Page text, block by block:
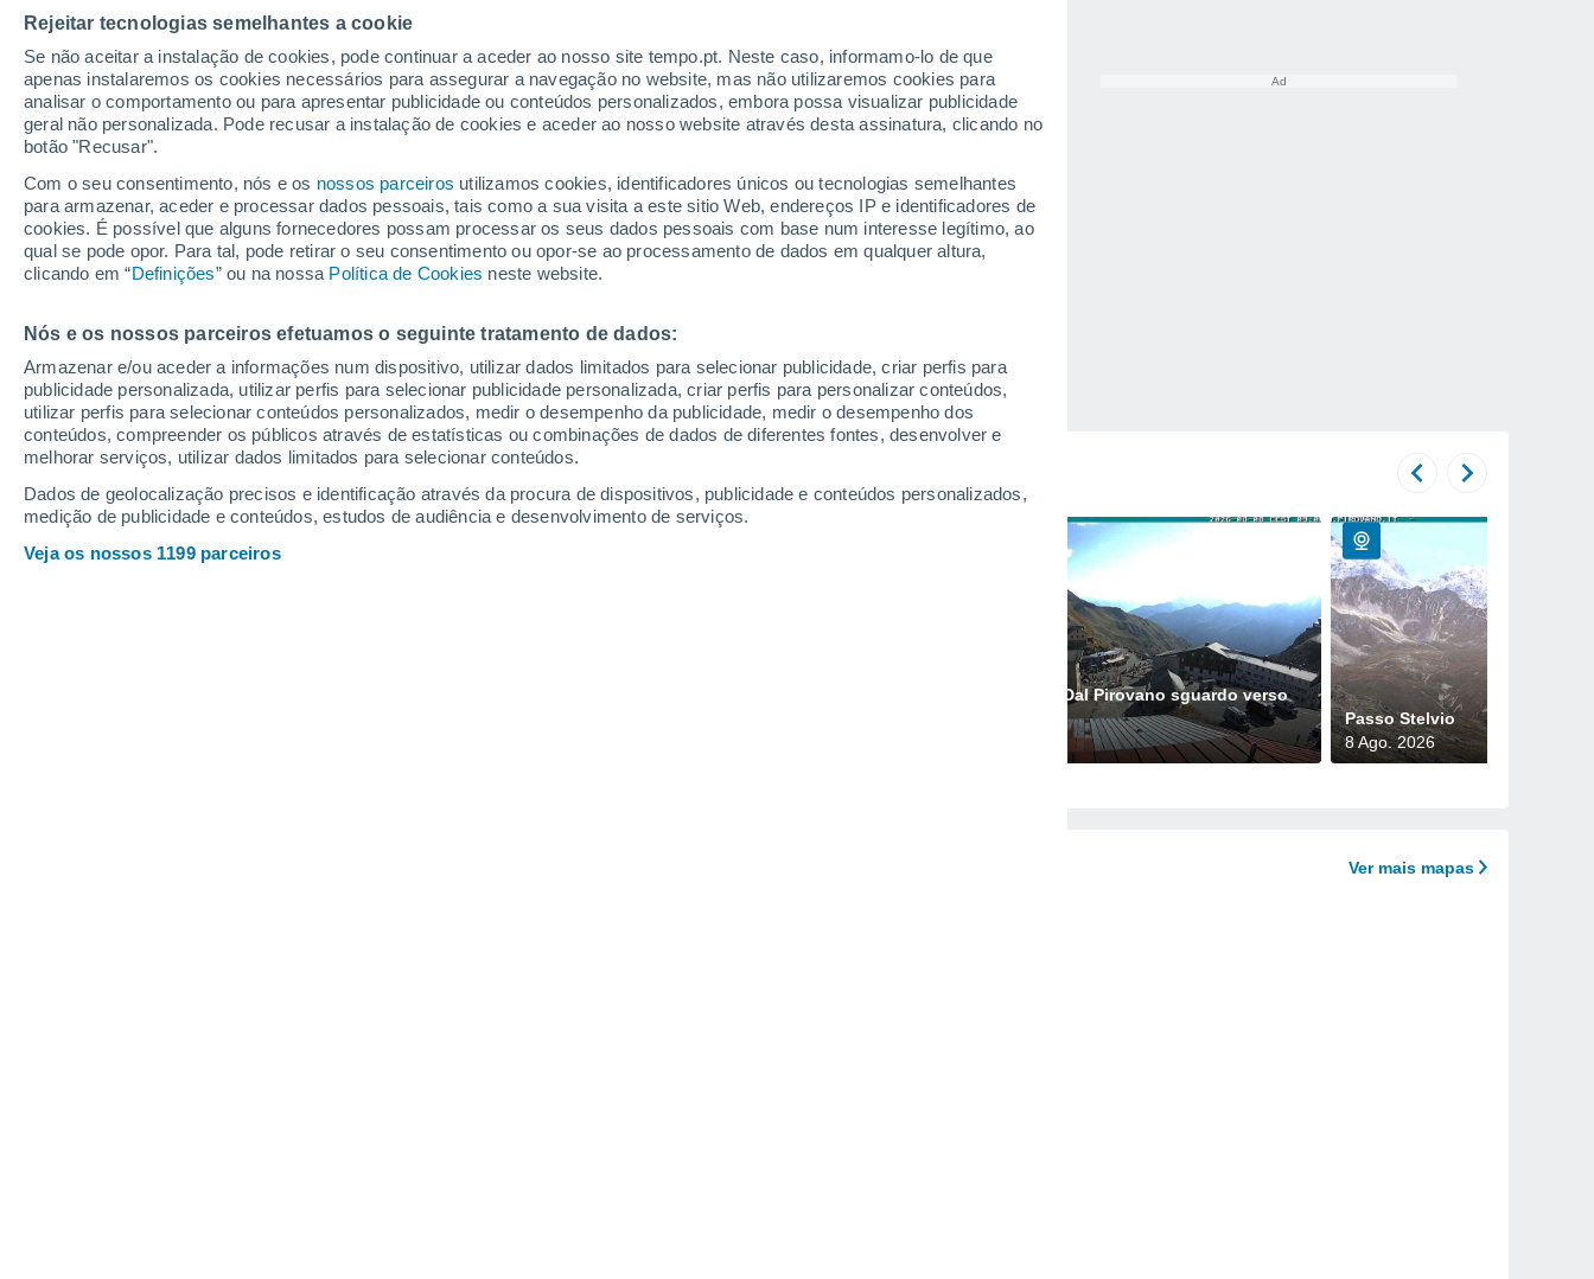
Rejeitar tecnologias semelhantes a cookie
Se não aceitar a instalação de cookies, pode continuar a aceder ao nosso site tempo.pt. Neste caso, informamo-lo de que
apenas instalaremos os cookies necessários para assegurar a navegação no website, mas não utilizaremos cookies para
analisar o comportamento ou para apresentar publicidade ou conteúdos personalizados, embora possa visualizar publicidade
geral não personalizada. Pode recusar a instalação de cookies e aceder ao nosso website através desta assinatura, clicando no
botão "Recusar".
Com o seu consentimento, nós e os nossos parceiros utilizamos cookies, identificadores únicos ou tecnologias semelhantes
para armazenar, aceder e processar dados pessoais, tais como a sua visita a este sitio Web, endereços IP e identificadores de
cookies. É possível que alguns fornecedores possam processar os seus dados pessoais com base num interesse legítimo, ao
qual se pode opor. Para tal, pode retirar o seu consentimento ou opor-se ao processamento de dados em qualquer altura,
clicando em “Definições” ou na nossa Política de Cookies neste website.
Nós e os nossos parceiros efetuamos o seguinte tratamento de dados:
Armazenar e/ou aceder a informações num dispositivo, utilizar dados limitados para selecionar publicidade, criar perfis para
publicidade personalizada, utilizar perfis para selecionar publicidade personalizada, criar perfis para personalizar conteúdos,
utilizar perfis para selecionar conteúdos personalizados, medir o desempenho da publicidade, medir o desempenho dos
conteúdos, compreender os públicos através de estatísticas ou combinações de dados de diferentes fontes, desenvolver e
melhorar serviços, utilizar dados limitados para selecionar conteúdos.
Dados de geolocalização precisos e identificação através da procura de dispositivos, publicidade e conteúdos personalizados,
medição de publicidade e conteúdos, estudos de audiência e desenvolvimento de serviços.
Veja os nossos 1199 parceiros
Boletim de neve de hoje
Pistas por dificuldade 0 7 1 0
Quilómetros esquiáveis 3 / 12
Pistas abertas
Elevadores - / 6
Espessura da neve na base -
Espessura da neve na parte superior 105 cm
Webcams em Passo Stelvio
Passo Stelvio - Dal Pirovano sguardo verso
Passo Stelvio
8 Ago. 2026
Ver mais mapas